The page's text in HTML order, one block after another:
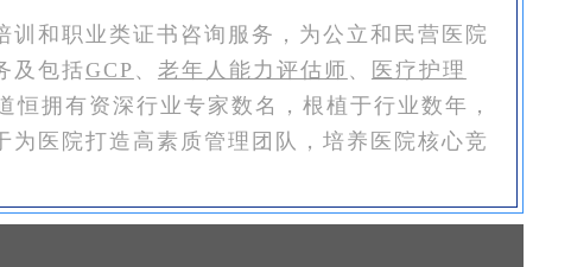
和职业类证书咨询服务，为公立和民营医院
及包括GCP 、 老年人能力评估师 、
医疗护理
恒拥有资深行业专家数名，根植于行业数年，
医院打造高素质管理团队，培养医院核心竞